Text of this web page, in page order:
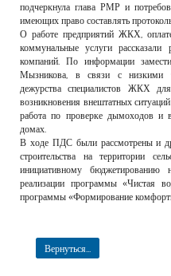
подчеркнула глава РМР и
имеющих право составлять
О работе предприятий ЖКХ,
коммунальные услуги
компаний. По информации
Мызникова, в связи с низкими
дежурства специалистов ЖКХ
возникновения внештатных
работа по проверке дымоходов и
домах.
В ходе ПДС были рассмотрены и
строительства на территории
инициативному
реализации программы «Чистая
программы «Формирование
Вернуться...